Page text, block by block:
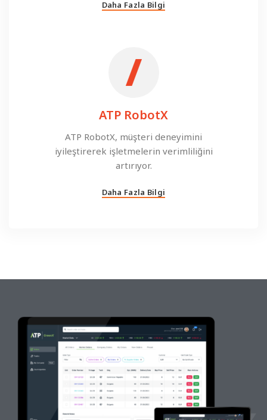
Daha Fazla Bilgi
ATP RobotX
ATP RobotX, müşteri deneyimini
iyileştirerek işletmelerin verimliliğini
artırıyor.
Daha Fazla Bilgi